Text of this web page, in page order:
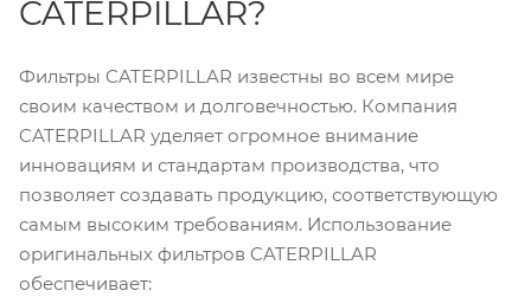
CATERPILLAR?
Фильтры CATERPILLAR известны во всем мире
своим качеством и долговечностью. Компания
CATERPILLAR уделяет огромное внимание
инновациям и стандартам производства, что
позволяет создавать продукцию, соответствующую
самым высоким требованиям. Использование
оригинальных фильтров CATERPILLAR
обеспечивает: